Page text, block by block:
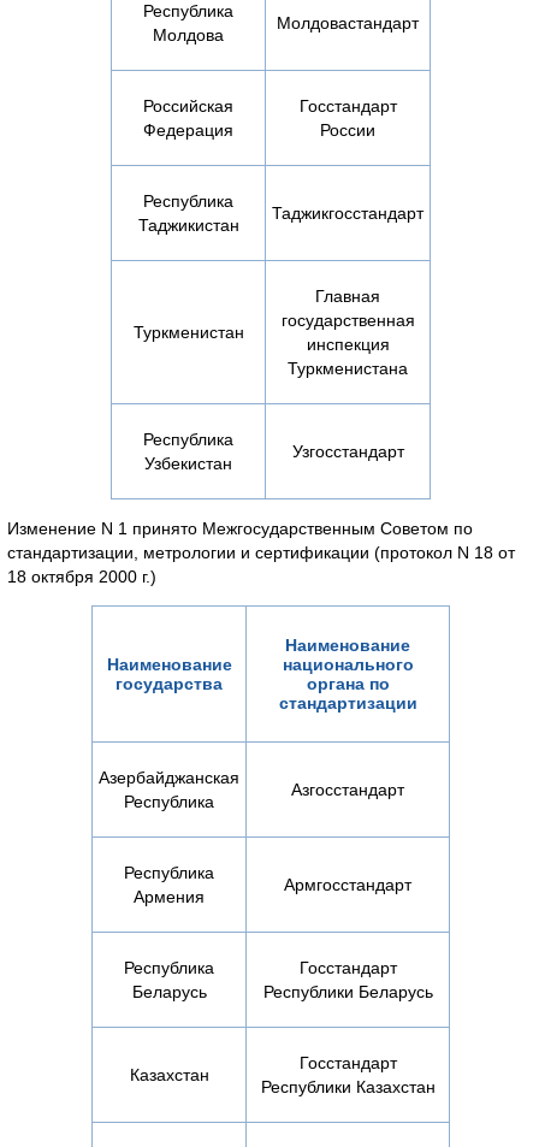
Республика
Молдова
Молдовастандарт
Российская
Федерация
Госстандарт
России
Республика
Таджикистан
Таджикгосстандарт
Туркменистан
Главная
государственная
инспекция
Туркменистана
Республика
Узбекистан
Узгосстандарт
Изменение N 1 принято Межгосударственным Советом по
стандартизации, метрологии и сертификации (протокол N 18 от
18 октября 2000 г.)
Наименование
государства
Наименование
национального
органа по
стандартизации
Азербайджанская
Республика
Азгосстандарт
Республика
Армения
Армгосстандарт
Республика
Беларусь
Госстандарт
Республики Беларусь
Казахстан
Госстандарт
Республики Казахстан